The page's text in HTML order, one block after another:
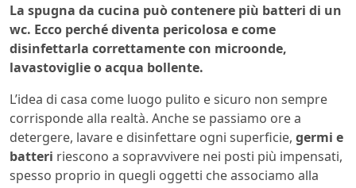
La spugna da cucina può contenere più batteri di un
wc. Ecco perché diventa pericolosa e come
disinfettarla correttamente con microonde,
lavastoviglie o acqua bollente.
L’idea di casa come luogo pulito e sicuro non sempre
corrisponde alla realtà. Anche se passiamo ore a
detergere, lavare e disinfettare ogni superficie, germi e
batteri riescono a sopravvivere nei posti più impensati,
spesso proprio in quegli oggetti che associamo alla